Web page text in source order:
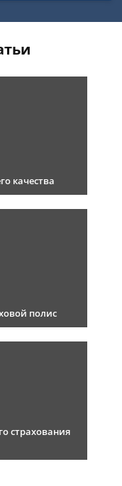
качества
полис
страхования